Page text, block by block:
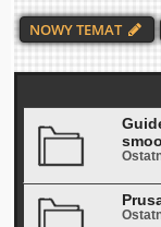
NOWY TEMAT